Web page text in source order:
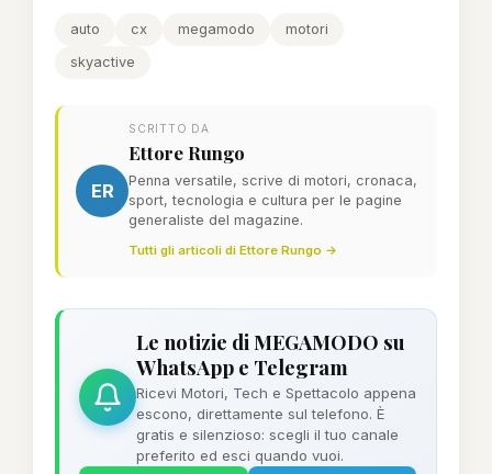
auto cx megamodo
motori
skyactive
ER
SCRITTO DA
Ettore Rungo
Penna versatile, scrive di motori, cronaca,
sport, tecnologia e cultura per le pagine
generaliste del magazine.
Tutti gli articoli di Ettore Rungo →
Le notizie di MEGAMODO su
WhatsApp e Telegram
Ricevi Motori, Tech e Spettacolo appena
escono, direttamente sul telefono. È
gratis e silenzioso: scegli il tuo canale
preferito ed esci quando vuoi.